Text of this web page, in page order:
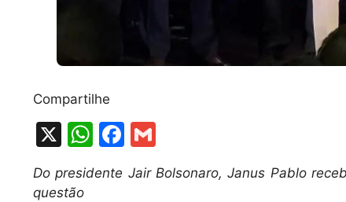
Compartilhe
X
W
h
at
F
a
c
m
ai
Do presidente Jair Bolsonaro, Janus Pablo
questão